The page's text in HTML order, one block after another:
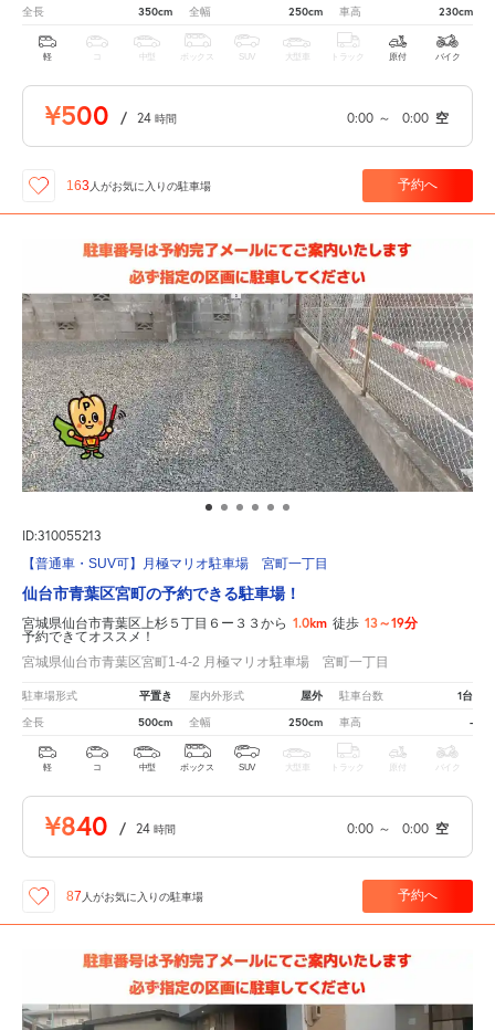
全長 350cm 全幅 250cm 車高 230cm
軽 中型 ボックス SUV 大型車 トラック 原付 バイク
¥500 / 24 時間 0:00 ～ 0:00 空
163 人がお気に入りの駐車場 予約へ
ID:310055213
【普通車・SUV可】月極マリオ駐車場 宮町一丁目
仙台市青葉区宮町の予約できる駐車場！
宮城県仙台市青葉区上杉５丁目６ー３３から 1.0km 徒歩 13～19分
予約できてオススメ！
宮城県仙台市青葉区宮町1-4-2 月極マリオ駐車場 宮町一丁目
駐車場形式 平置き 屋内外形式 屋外 駐車台数 1台
全長 500cm 全幅 250cm 車高 -
軽 コ 中型 ボックス SUV 大型車 トラック 原付 バイク
¥840 / 24 時間 0:00 ～ 0:00 空
87 人がお気に入りの駐車場 予約へ